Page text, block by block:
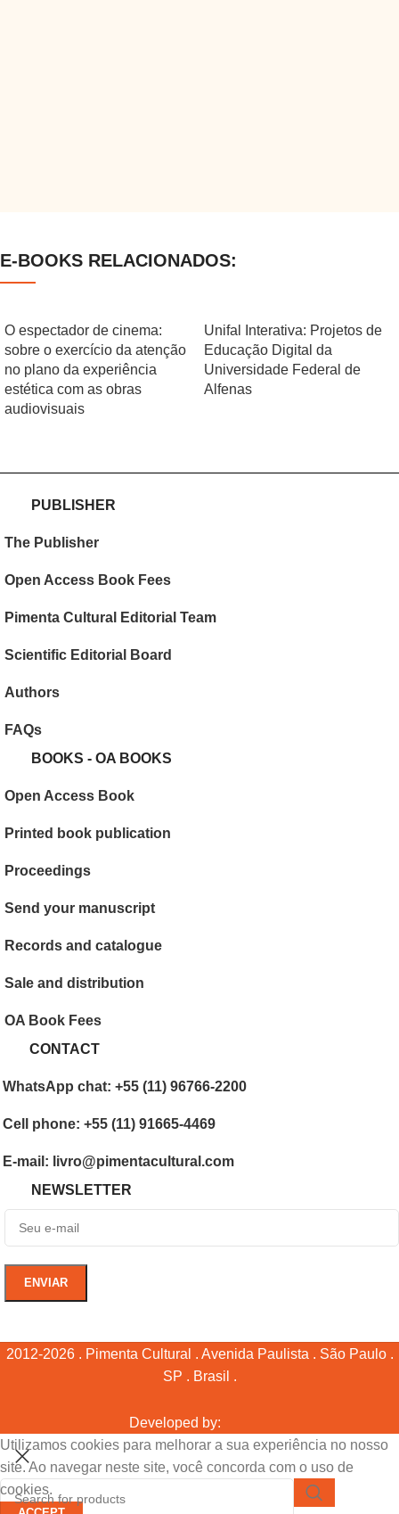
E-BOOKS RELACIONADOS:
O espectador de cinema:
sobre o exercício da atenção
no plano da experiência
estética com as obras
audiovisuais
Unifal Interativa: Projetos de
Educação Digital da
Universidade Federal de
Alfenas
PUBLISHER
The Publisher
Open Access Book Fees
Pimenta Cultural Editorial Team
Scientific Editorial Board
Authors
FAQs
BOOKS - OA BOOKS
Open Access Book
Printed book publication
Proceedings
Send your manuscript
Records and catalogue
Sale and distribution
OA Book Fees
CONTACT
WhatsApp chat: +55 (11) 96766-2200
Cell phone: +55 (11) 91665-4469
E-mail: livro@pimentacultural.com
NEWSLETTER
2012-2026 . Pimenta Cultural . Avenida Paulista . São Paulo .
SP . Brasil .
Developed by:
Utilizamos cookies para melhorar a sua experiência no nosso
site. Ao navegar neste site, você concorda com o uso de
cookies.